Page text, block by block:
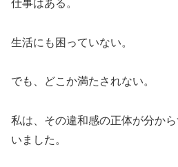
仕事はある。
生活にも困っていない。
でも、どこか満たされない。
私は、その違和感の正体が分か
いました。